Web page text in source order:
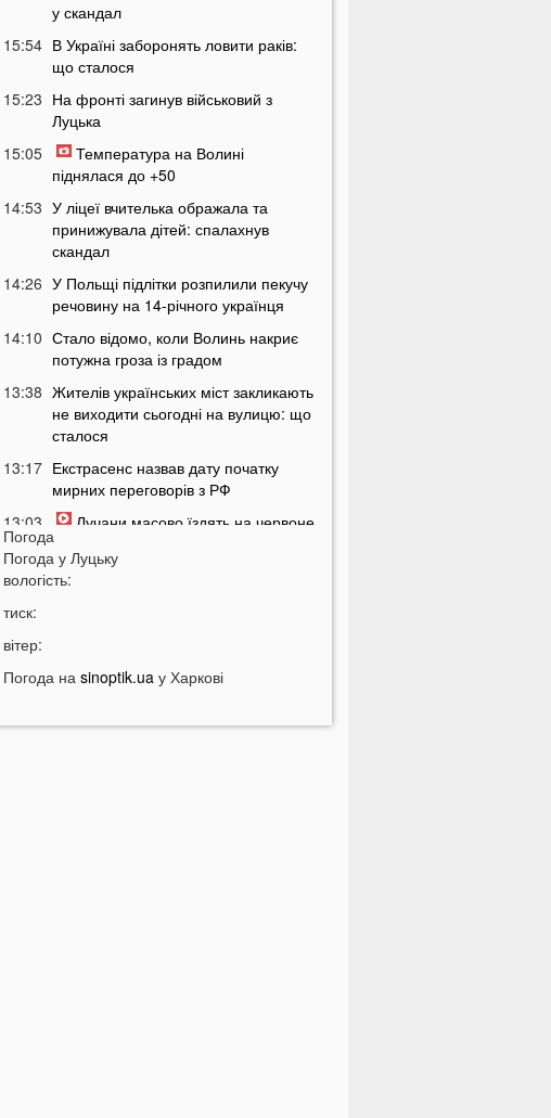
у скандал
15:54 В Україні заборонять ловити раків:
що сталося
15:23 На фронті загинув військовий з
Луцька
15:05
Температура на Волині
піднялася до +50
14:53 У ліцеї вчителька ображала та
принижувала дітей: спалахнув
скандал
14:26 У Польщі підлітки розпилили пекучу
речовину на 14-річного українця
14:10 Стало відомо, коли Волинь накриє
потужна гроза із градом
13:38 Жителів українських міст закликають
не виходити сьогодні на вулицю: що
сталося
13:17 Екстрасенс назвав дату початку
мирних переговорів з РФ
13:03
Лучани масово їздять на червоне
світло навіть після смертельної
аварії на Соборності: шокуючі кадри
12:08 Ціна здивує українців: чи буде
11:51 На заході України проводять
Погода
Погода у Луцьку
вологість:
тиск:
вітер:
Погода на sinoptik.uaу Харкові